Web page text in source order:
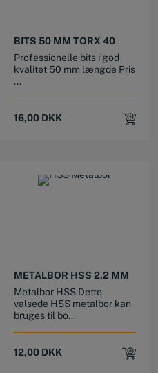
BITS 50 MM TORX 40
Professionelle bits i god
kvalitet 50 mm længde Pris
...
16,00 DKK
METALBOR HSS 2,2 MM
Metalbor HSS Dette
valsede HSS metalbor kan
bruges til bo...
12,00 DKK